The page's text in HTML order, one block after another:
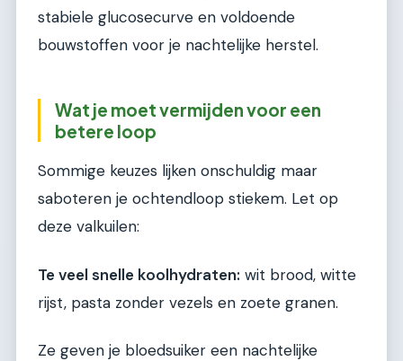
stabiele glucosecurve en voldoende
bouwstoffen voor je nachtelijke herstel.
Wat je moet vermijden voor een
betere loop
Sommige keuzes lijken onschuldig maar
saboteren je ochtendloop stiekem. Let op
deze valkuilen:
Te veel snelle koolhydraten: wit brood, witte
rijst, pasta zonder vezels en zoete granen.
Ze geven je bloedsuiker een nachtelijke